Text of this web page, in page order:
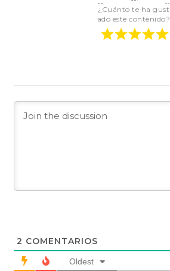
¿Cuánto te ha gust
ado este contenido?
2 COMENTARIOS
Oldest